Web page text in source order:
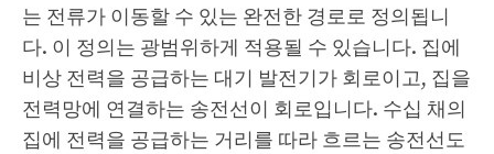
는 전류가 이동할 수 있는 완전한 경로로 정의됩니
다. 이 정의는 광범위하게 적용될 수 있습니다. 집에
비상 전력을 공급하는 대기 발전기가 회로이고, 집을
전력망에 연결하는 송전선이 회로입니다. 수십 채의
집에 전력을 공급하는 거리를 따라 흐르는 송전선도